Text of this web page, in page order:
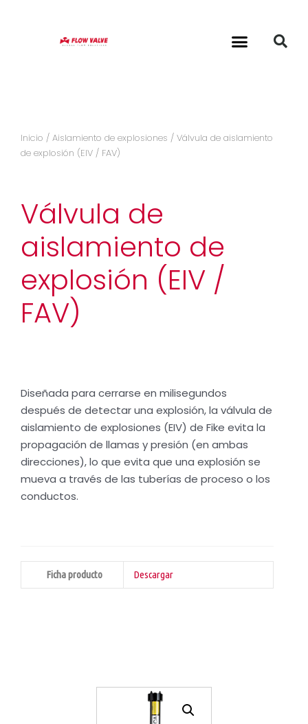
Inicio / Aislamiento de explosiones / Válvula de aislamiento
de explosión (EIV / FAV)
Válvula de
aislamiento de
explosión (EIV /
FAV)
Diseñada para cerrarse en milisegundos
después de detectar una explosión, la válvula de
aislamiento de explosiones (EIV) de Fike evita la
propagación de llamas y presión (en ambas
direcciones), lo que evita que una explosión se
mueva a través de las tuberías de proceso o los
conductos.
Ficha producto Descargar